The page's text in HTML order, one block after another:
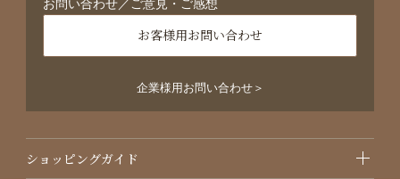
お問い合わせ／ご意見・ご感想
お客様用お問い合わせ
企業様用お問い合わせ＞
ショッピングガイド